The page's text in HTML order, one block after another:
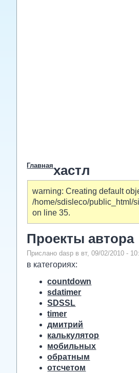
Главнаяхастл
warning: Creating default
/home/sdisleco/public_html/
on line 35.
Проекты автора
Прислано dasp в вт, 09/02/2010 -
в категориях:
countdown
sdatimer
SDSSL
timer
дмитрий
калькулятор
мобильных
обратным
отсчетом